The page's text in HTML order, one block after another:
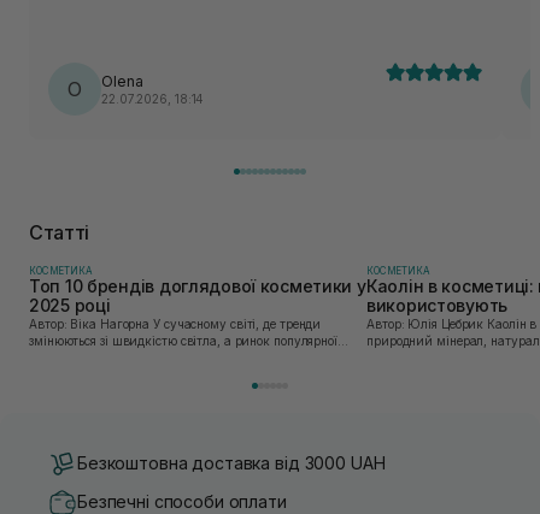
O Olena
22.07.2026, 18:14
Статті
КОСМЕТИКА
Топ 10 брендів доглядової косметики у
2025 році
Автор: Віка Нагорна У сучасному світі, де тренди
змінюються зі швидкістю світла, а ринок популярної
КОСМЕТИКА
Каолін в
використовують
Автор: Юлія Цебрик Каолін в косметології – це
природний мінерал,
Безкоштовна доставка від 3000 UAH
Безпечні способи оплати